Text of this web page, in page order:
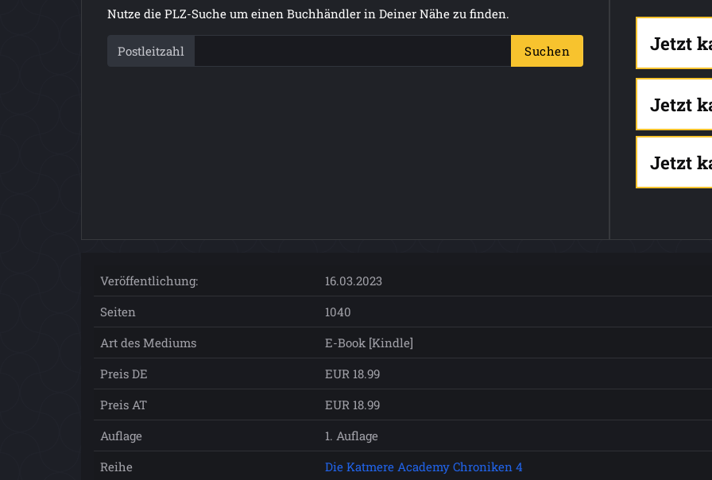
Nutze die PLZ-Suche um einen Buchhändler in Deiner Nähe zu finden.
Postleitzahl Suchen Jetzt
Jetzt
Jetzt
Veröffentlichung:
16.03.2023
Seiten
1040
Art des Mediums
E-Book [Kindle]
Preis DE
EUR 18.99
Preis AT
EUR 18.99
Auflage
1. Auflage
Reihe
Die Katmere Academy Chroniken 4